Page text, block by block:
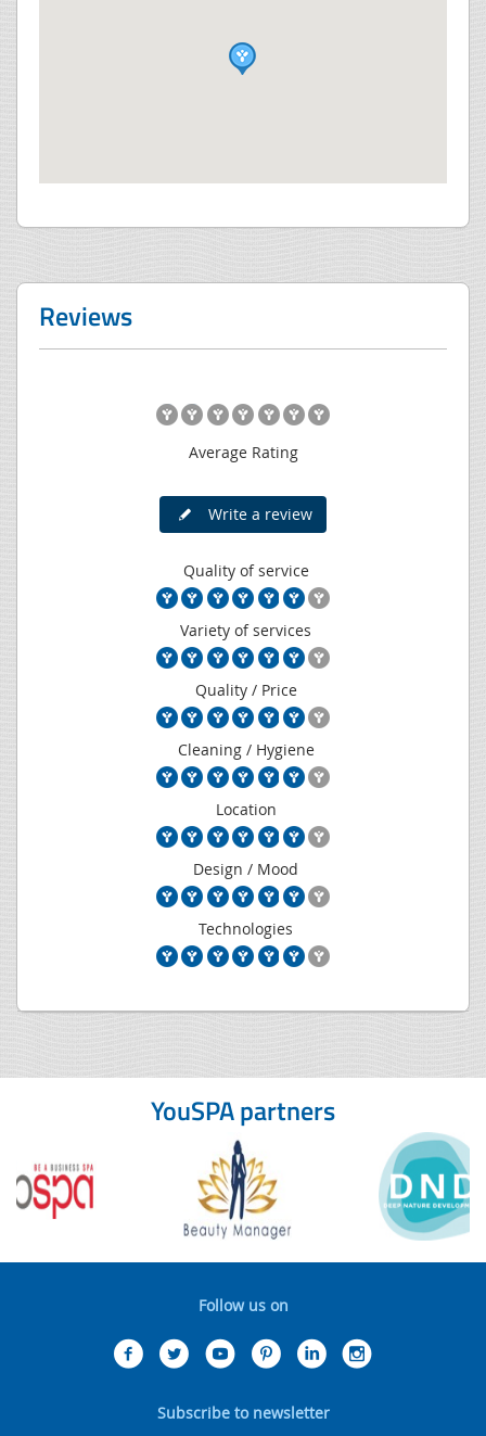
Reviews
Average Rating
Write a review
Quality of service
Variety of services
Quality / Price
Cleaning / Hygiene
Location
Design / Mood
Technologies
YouSPA partners
Follow us on
Subscribe to newsletter